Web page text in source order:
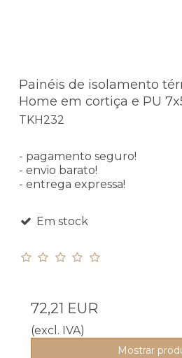
Painéis de isolamento
Home em cortiça e PU
TKH232
- pagamento seguro!
- envio barato!
- entrega expressa!
Em stock
72,21 EUR
(excl. IVA)
Mostrar